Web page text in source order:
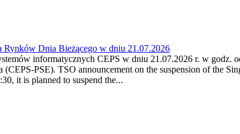
Rynków Dnia Bieżącego w dniu 21.07.2026
informatycznych CEPS w dniu 21.07.2026 r. w godz.
PSE). TSO announcement on the suspension of the
it is planned to suspend the...